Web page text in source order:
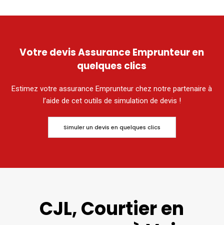
Votre devis Assurance Emprunteur en
quelques clics
Estimez votre assurance Emprunteur chez notre partenaire à
l’aide de cet outils de simulation de devis !
Simuler un devis en quelques clics
CJL, Courtier en